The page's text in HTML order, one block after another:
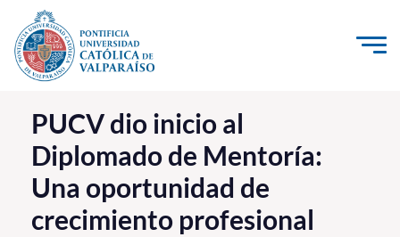
Click acá para ir directamente al contenido
La Universidad
Investigación, Creación e Innovación
PUCV Internacional
Vinculación con el Medio
PUCV dio inicio al
Diplomado de Mentoría:
Una oportunidad de
crecimiento profesional